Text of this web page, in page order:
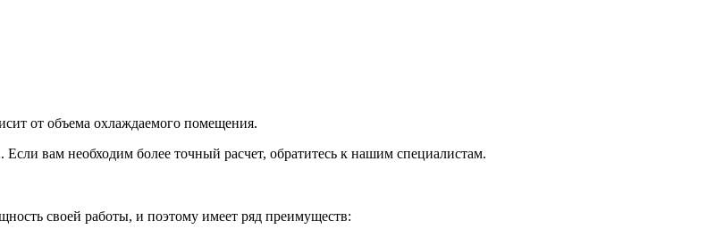
от объема охлаждаемого помещения.
вам необходим более точный расчет, обратитесь к нашим специалистам.
своей работы, и поэтому имеет ряд преимуществ: